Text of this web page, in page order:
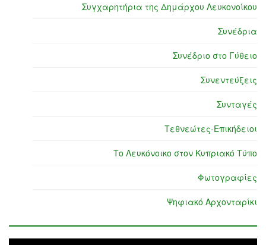
Συγχαρητήρια της Δημάρχου Λευκονοίκου
Συνέδρια
Συνέδριο στο Γύθειο
Συνεντεύξεις
Συνταγές
Τεθνεώτες-Επικήδειοι
Το Λευκόνοικο στον Κυπριακό Τύπο
Φωτογραφίες
Ψηφιακό Αρχονταρίκι